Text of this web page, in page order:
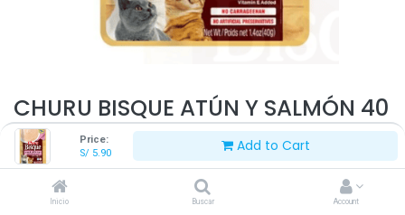
Price:
S/ 5.90 Add to Cart
Inicio Buscar Account
CHURU BISQUE ATÚN Y SALMÓN 40
G
5.90